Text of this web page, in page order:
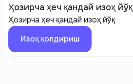
Ҳозирча ҳеч қандай изоҳ йўқ
Ҳозирча ҳеч қандай изоҳ йўқ
Изоҳ қолдириш